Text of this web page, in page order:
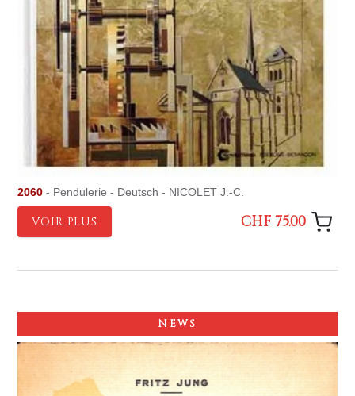
2060 - Pendulerie - Deutsch - NICOLET J.-C.
VOIR PLUS CHF 75.00